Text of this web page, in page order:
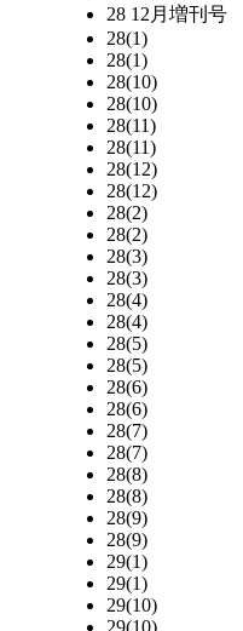
28 12月増刊号
28(1)
28(1)
28(10)
28(10)
28(11)
28(11)
28(12)
28(12)
28(2)
28(2)
28(3)
28(3)
28(4)
28(4)
28(5)
28(5)
28(6)
28(6)
28(7)
28(7)
28(8)
28(8)
28(9)
28(9)
29(1)
29(1)
29(10)
29(10)